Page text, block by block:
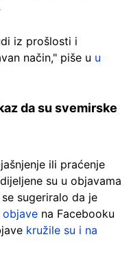
iz prošlosti i
način," piše u u
da su svemirske
ili praćenje
su u objavama
sugeriralo da je
objave na Facebooku
kružile su i na